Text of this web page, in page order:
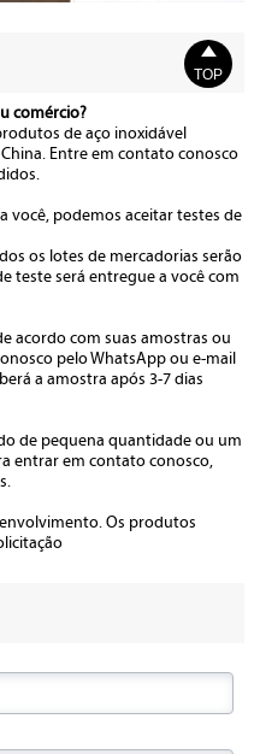
comércio?
de aço inoxidável
Entre em contato conosco
você, podemos aceitar testes de
os lotes de mercadorias serão
teste será entregue a você com
acordo com suas amostras ou
pelo WhatsApp ou e-mail
a amostra após 3-7 dias
de pequena quantidade ou um
entrar em contato conosco,
Os produtos

TOP